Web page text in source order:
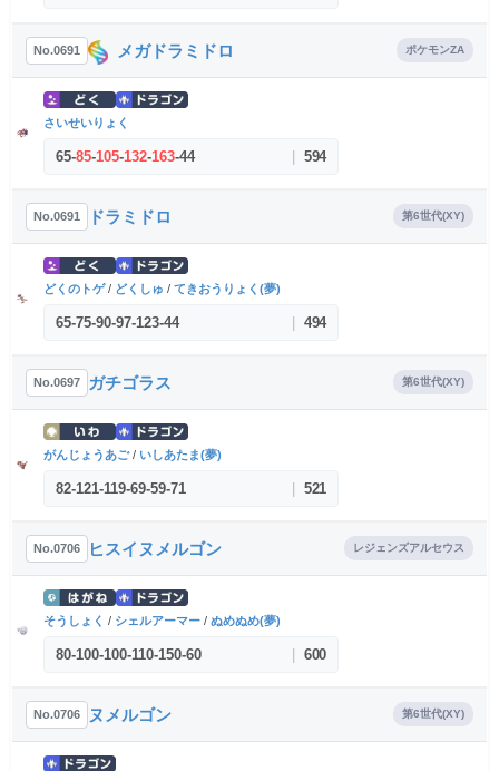
No.0691 メガドラミドロ ポケモンZA
さいせいりょく
65-85-105-132-163-44 | 594
No.0691 ドラミドロ 第6世代(XY)
どくのトゲ/ どくしゅ / てきおうりょく(夢)
65-75-90-97-123-44 | 494
No.0697 ガチゴラス 第6世代(XY)
がんじょうあご/ いしあたま(夢)
82-121-119-69-59-71 | 521
No.0706 ヒスイヌメルゴン レジェンズアルセウス
そうしょく / シェルアーマー / ぬめぬめ(夢)
80-100-100-110-150-60 | 600
No.0706 ヌメルゴン 第6世代(XY)